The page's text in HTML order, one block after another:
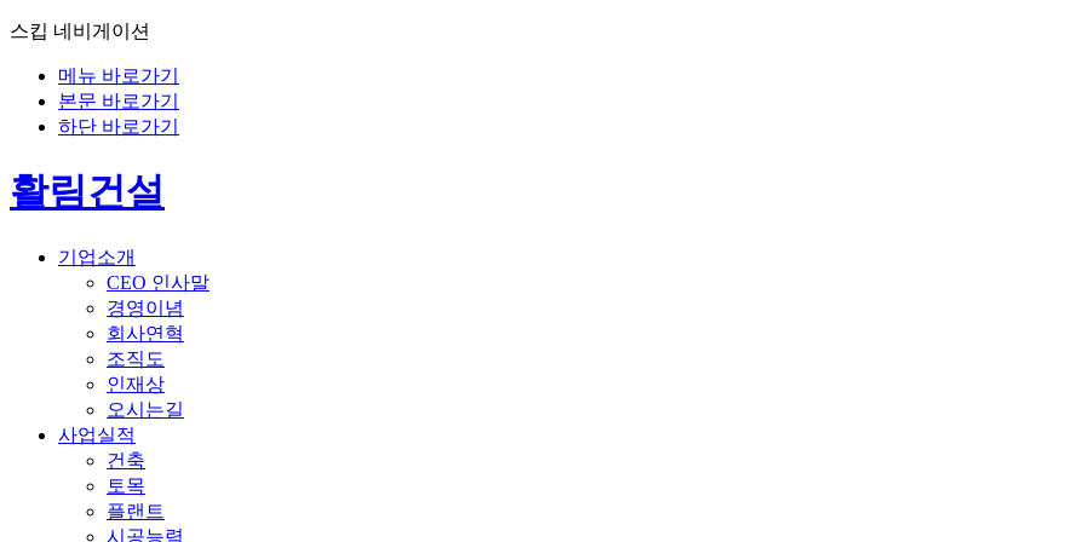
스킵 네비게이션
메뉴 바로가기
본문 바로가기
하단 바로가기
활림건설
기업소개
CEO 인사말
경영이념
회사연혁
조직도
인재상
오시는길
사업실적
건축
토목
플랜트
시공능력